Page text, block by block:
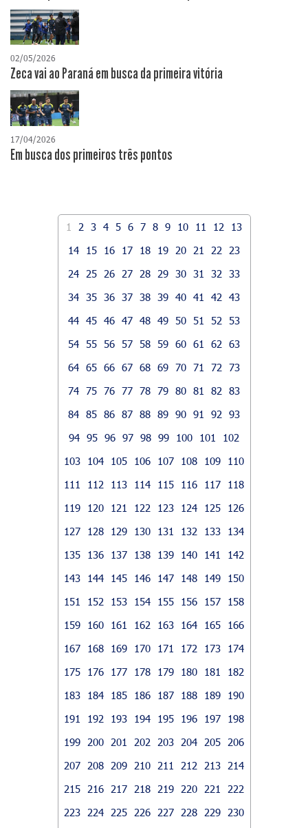
02/05/2026
Zeca vai ao Paraná em busca da primeira vitória
17/04/2026
​Em busca dos primeiros três pontos
1 2 3 4 5 6 7 8 9 10 11 12
13
14
15 16 17 18 19 20 21 22
23
24
25 26 27 28 29 30 31 32
33
34
35 36 37 38 39 40 41 42
43
44 45 46 47 48 49 50 51 52
53
54
55 56 57 58 59 60 61 62
63
64 65 66 67 68 69 70 71 72
73
74 75 76 77 78 79 80 81 82
83
84 85 86 87 88 89 90 91 92
93
94 95 96 97 98 99 100 101
102
103
104 105 106 107 108 109
110
111
112 113 114 115 116 117
118
119
120 121 122 123 124 125
126
127
128 129 130 131 132 133
134
135
136 137 138 139 140 141
142
143
144 145 146 147 148 149
150
151
152 153 154 155 156 157
158
159
160 161 162 163 164 165
166
167
168 169 170 171 172 173
174
175
176 177 178 179 180 181
182
183
184 185 186 187 188 189
190
191
192 193 194 195 196 197
198
199
200 201 202 203 204 205
206
207
208 209 210 211 212 213
214
215
216 217 218 219 220 221
222
223
224 225 226 227 228 229
230